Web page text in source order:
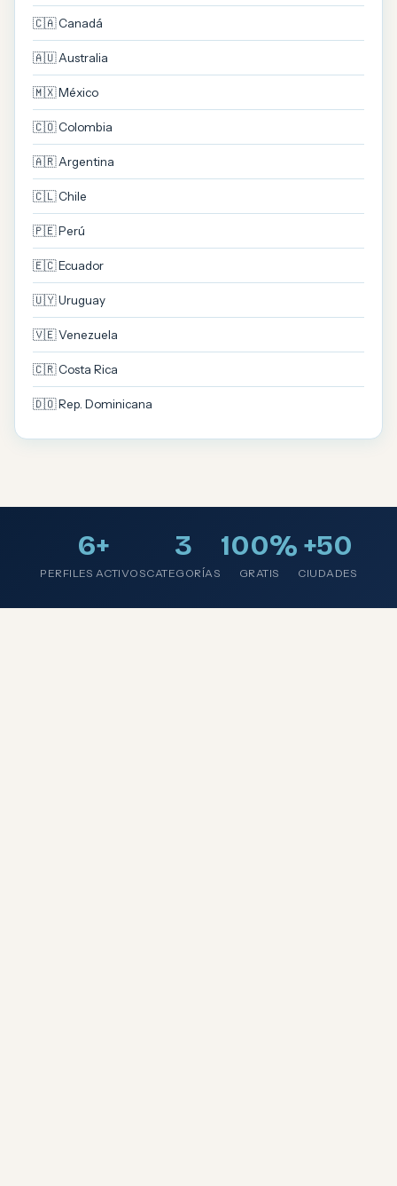
🇨🇦 Canadá
🇦🇺 Australia
🇲🇽 México
🇨🇴 Colombia
🇦🇷 Argentina
🇨🇱 Chile
🇵🇪 Perú
🇪🇨 Ecuador
🇺🇾 Uruguay
🇻🇪 Venezuela
🇨🇷 Costa Rica
🇩🇴 Rep. Dominicana
6+
PERFILES ACTIVOS
3
CATEGORÍAS
100%
GRATIS
+50
CIUDADES